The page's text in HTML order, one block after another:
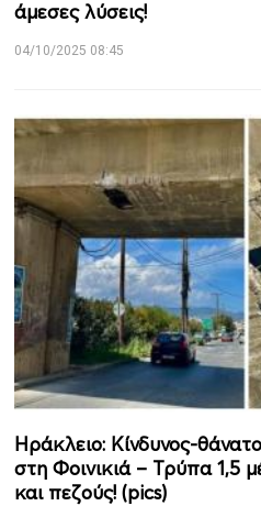
άμεσες λύσεις!
04/10/2025 08:45
Ηράκλειο: Κίνδυνος-
στη Φοινικιά – Τρύπα 1,5
και πεζούς! (pics)